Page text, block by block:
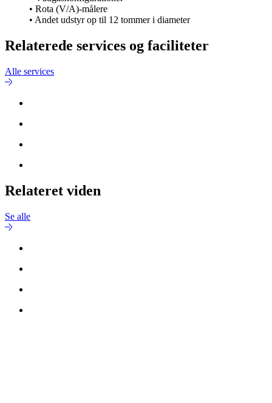
• Rota (V/A)-målere
• Andet udstyr op til 12 tommer i diameter
Relaterede services og faciliteter
Alle services
Relateret viden
Se alle